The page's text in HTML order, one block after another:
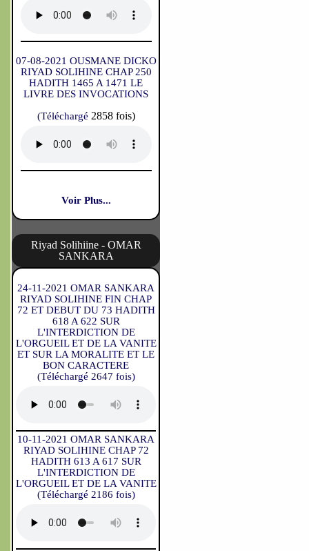
07-08-2021 OUSMANE DICKO
RIYAD SOLIHINE CHAP 250
HADITH 1465 A 1471 LE
LIVRE DES INVOCATIONS
(Téléchargé 2858 fois)
Voir Plus...
Riyad Solihiine - OMAR
SANKARA
24-11-2021 OMAR SANKARA
RIYAD SOLIHINE FIN CHAP
72 ET DEBUT DU 73 HADITH
618 A 622 SUR
L'INTERDICTION DE
L'ORGUEIL ET DE LA VANITE
ET SUR LA MORALITE ET LE
BON CARACTERE
(Téléchargé 2647 fois)
10-11-2021 OMAR SANKARA
RIYAD SOLIHINE CHAP 72
HADITH 613 A 617 SUR
L'INTERDICTION DE
L'ORGUEIL ET DE LA VANITE
(Téléchargé 2186 fois)